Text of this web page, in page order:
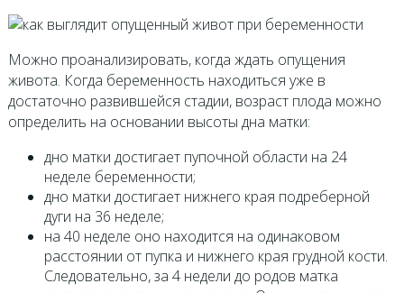
Можно проанализировать, когда ждать опущения
живота. Когда беременность находиться уже в
достаточно развившейся стадии, возраст плода можно
определить на основании высоты дна матки:
дно матки достигает пупочной области на 24
неделе беременности;
дно матки достигает нижнего края подреберной
дуги на 36 неделе;
на 40 неделе оно находится на одинаковом
расстоянии от пупка и нижнего края грудной кости.
Следовательно, за 4 недели до родов матка